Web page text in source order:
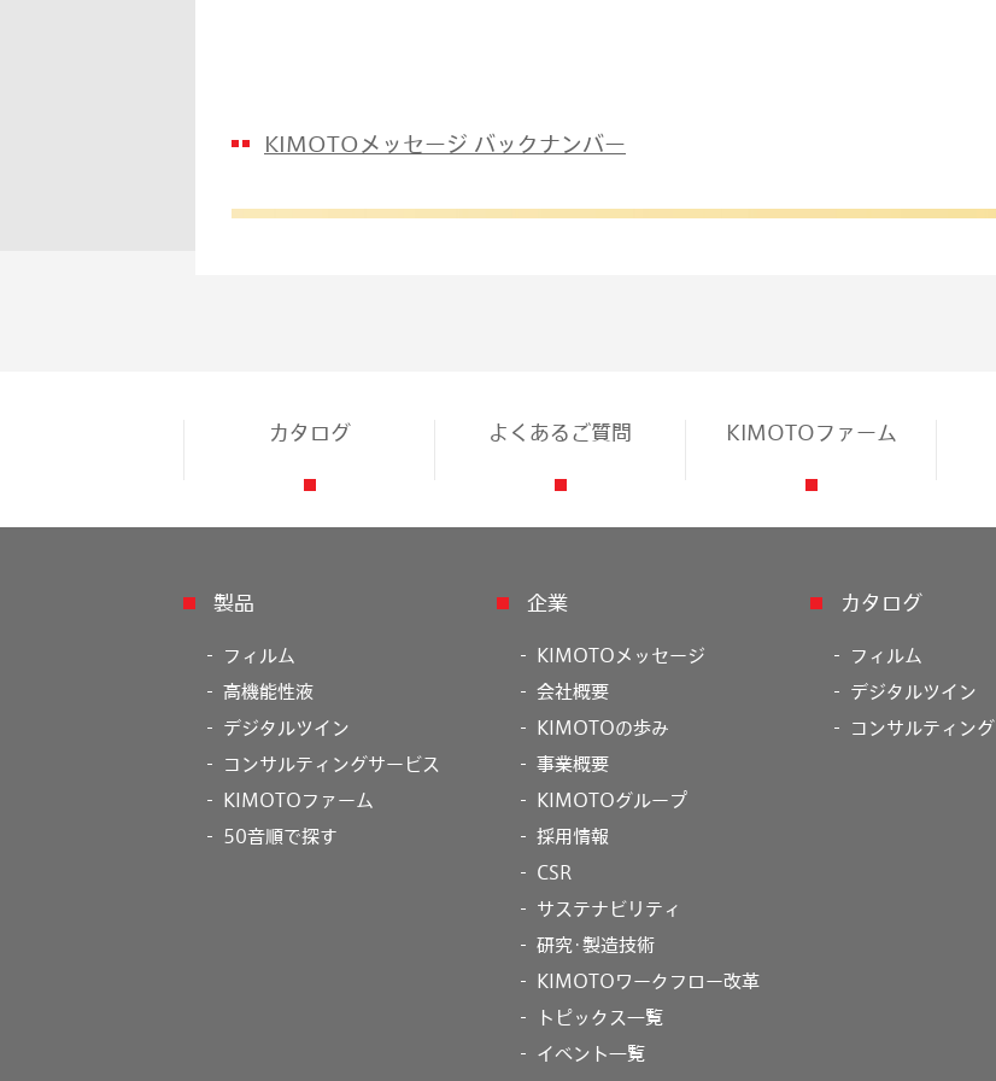
KIMOTOメッセージ バックナンバー
カタログ よくあるご質問 KIMOTOファーム
製品
フィルム
高機能性液
デジタルツイン
コンサルティングサービス
KIMOTOファーム
50音順で探す
企業
KIMOTOメッセージ
会社概要
KIMOTOの歩み
事業概要
KIMOTOグループ
採用情報
CSR
サステナビリティ
研究･製造技術
KIMOTOワークフロー改革
トピックス一覧
イベント一覧
カタログ
フィルム
デジタルツイン
コンサルティング